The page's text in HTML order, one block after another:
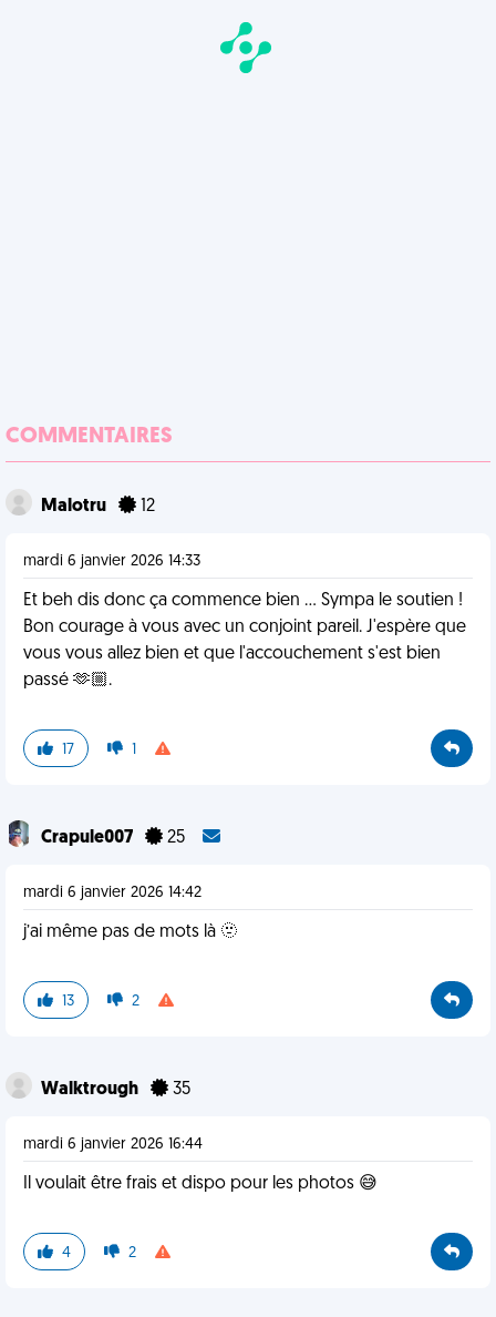
COMMENTAIRES
Malotru 12
mardi 6 janvier 2026 14:33
Et beh dis donc ça commence bien ... Sympa le soutien !
Bon courage à vous avec un conjoint pareil. J'espère que
vous vous allez bien et que l'accouchement s'est bien
passé 🫶🏼.
17 1
Crapule007 25
mardi 6 janvier 2026 14:42
j’ai même pas de mots là 🫥
13 2
Walktrough 35
mardi 6 janvier 2026 16:44
Il voulait être frais et dispo pour les photos 😅
4 2